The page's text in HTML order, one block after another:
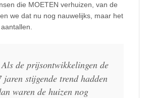
die MOETEN verhuizen, van de
we dat nu nog nauwelijks, maar het
de prijsontwikkelingen de
jaren stijgende trend hadden
waren de huizen nog